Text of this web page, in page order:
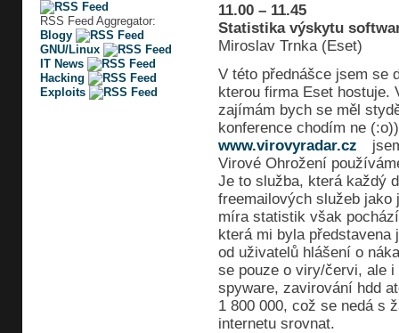
RSS Feed Aggregator:
Blogy
GNU/Linux
IT News
Hacking
Exploits
11.00 – 11.45
Statistika výskytu
Miroslav Trnka (Eset)
V této přednášce jsem se
kterou firma Eset hostuje.
zajímám bych se měl
konference chodím ne
www.virovyradar.cz
Virové Ohrožení
Je to služba, která každý
freemailových služeb jako
míra statistik však
která mi byla představena
od uživatelů hlášení o
se pouze o viry/červi, ale
spyware, zavirování hdd
1 800 000, což se nedá s
internetu srovnat.